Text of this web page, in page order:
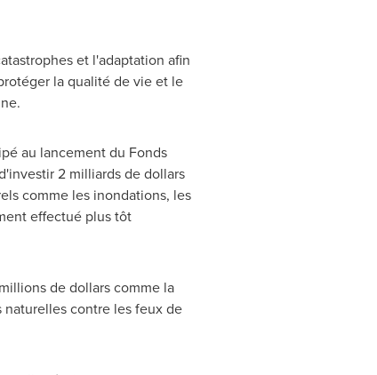
et l'adaptation afin
la qualité de vie et le
au lancement du Fonds
2 milliards de dollars
comme les inondations, les
effectué plus tôt
de dollars comme la
contre les feux de